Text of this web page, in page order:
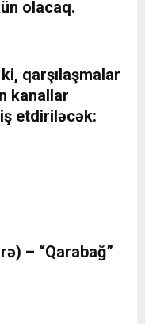
olacaq.
qarşılaşmalar
kanallar
etdiriləcək:
– “Qarabağ”